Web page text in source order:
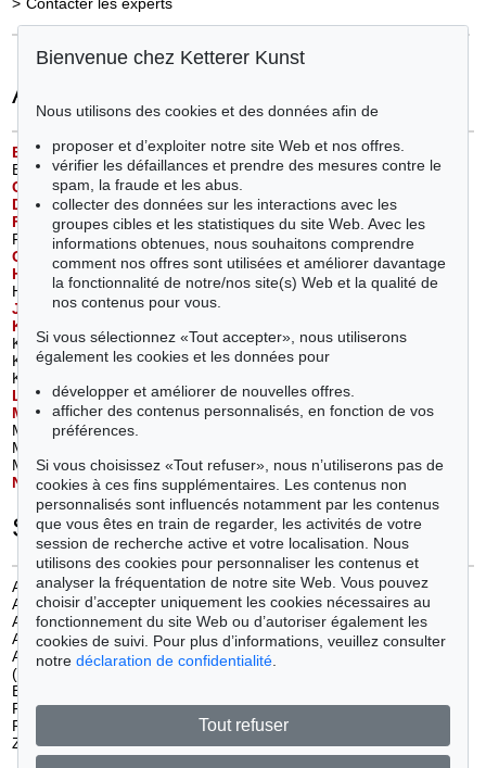
Artiste
B aselitz, Georg(1)
Burgert, Jonas (1)
C
ondo, George(1)
D
ix, Otto(1)
F
etting, Rainer(1)
Fruhtrunk, Günter (1)
G
rosse, Katharina(2)
H
ödicke, Karl Horst(1)
Hofer, Karl (1)
J
awlensky, Alexej von(2)
K
Klapheck, Konrad (1)
Kneffel, Karin (3)
L
iebermann, Max(1)
M
arc, Franz(1)
Mueller, Otto (3)
Münter, Gabriele (1)
N
ay, Ernst Wilhelm(2)
Nitsch, Hermann (1)
Nolde, Emil (1)
P
Piene, Otto (1)
Poliakoff, Serge (1)
Richter, Gerhard(2)
Rodin, Auguste (1)
Scully, Sean (1)
Uecker, Günther(1)
Warhol, Andy(1)
Secteurs
Art abstrait d'après 45(12)
Art conceptuel/ minimalisme(1)
Art figuratif de 1900 à 1930(5)
Art figuratif de 1940 à 1960(4)
Art figuratif de 1970 à nos jours
(9)
Expressionnisme
Photographie(1)
Pop Art
ZERO(1)
Bienvenue chez Ketterer Kunst
Nous utilisons des cookies et des données afin de
proposer et d’exploiter notre site Web et nos offres.
vérifier les défaillances et prendre des mesures contre le
spam, la fraude et les abus.
collecter des données sur les interactions avec les
groupes cibles et les statistiques du site Web. Avec les
informations obtenues, nous souhaitons comprendre
comment nos offres sont utilisées et améliorer davantage
la fonctionnalité de notre/nos site(s) Web et la qualité de
nos contenus pour vous.
Si vous sélectionnez «Tout accepter», nous utiliserons
également les cookies et les données pour
développer et améliorer de nouvelles offres.
afficher des contenus personnalisés, en fonction de vos
préférences.
Si vous choisissez «Tout refuser», nous n’utiliserons pas de
cookies à ces fins supplémentaires. Les contenus non
personnalisés sont influencés notamment par les contenus
que vous êtes en train de regarder, les activités de votre
session de recherche active et votre localisation. Nous
utilisons des cookies pour personnaliser les contenus et
analyser la fréquentation de notre site Web. Vous pouvez
choisir d’accepter uniquement les cookies nécessaires au
fonctionnement du site Web ou d’autoriser également les
cookies de suivi. Pour plus d’informations, veuillez consulter
notre déclaration de confidentialité
Tout refuser